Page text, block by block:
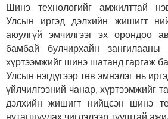
Шинэ технологийг амжилттай
Улсын иргэд дэлхийн жишигт
аюулгүй эмчилгээг эх орондоо
бамбай булчирхайн зангилааны
хүртээмжийг шинэ шатанд гаргаж
Улсын нэгдүгээр төв эмнэлэг нь
үйлчилгээний чанар, хүртээмжийг
дэлхийн жишигт нийцсэн шинэ
нутагшуулах чиглэлээр тууштай